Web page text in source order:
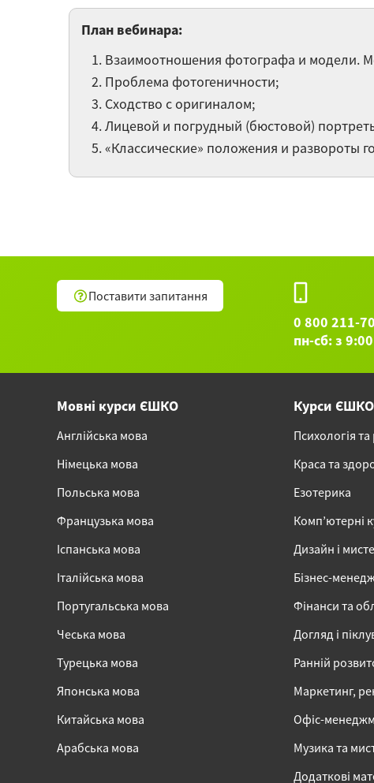
План вебинара:
Взаимоотношения фотографа и модели.
Проблема фотогеничности;
Сходство с оригиналом;
Лицевой и погрудный (бюстовой)
«Классические» положения и развороты
Поставити запитання
0 800 211-
пн-сб: з
Мовні курси ЄШКО
Англійська мова
Німецька мова
Польська мова
Французька мова
Іспанська мова
Італійська мова
Португальська мова
Чеська мова
Турецька мова
Японська мова
Китайська мова
Арабська мова
Курси ЄШКО
Психологія
Краса та
Езотерика
Комп’ютерні
Дизайн і
Бізнес-
Фінанси та
Догляд і
Ранній
Маркетинг,
Офіс-
Музика та
Додаткові